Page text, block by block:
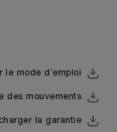
le mode d’emploi
des mouvements
la garantie